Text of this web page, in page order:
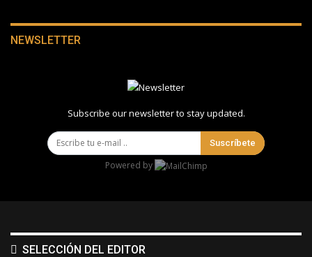
NEWSLETTER
Subscribe our newsletter to stay updated.
Suscríbete
Powered by
SELECCIÓN DEL EDITOR